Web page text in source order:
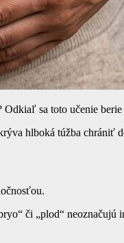
sa toto učenie
hlboká túžba chrániť
či „plod“ neoznačujú